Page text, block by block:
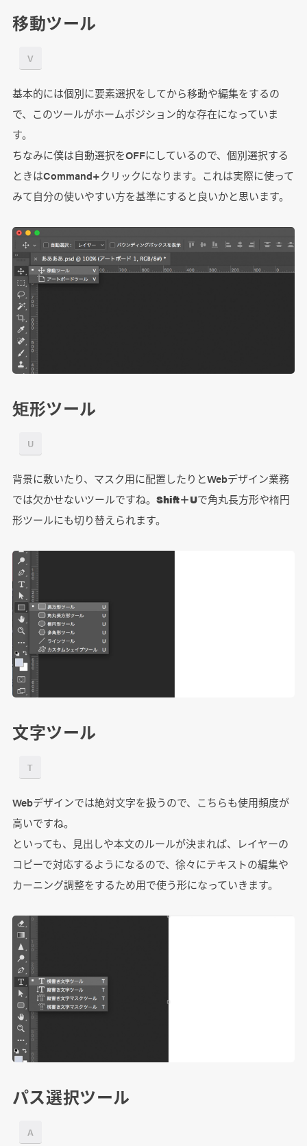
移動ツール
V
基本的には個別に要素選択をしてから移動や編集をするの
で、このツールがホームポジション的な存在になっていま
す。
ちなみに僕は自動選択をOFFにしているので、個別選択する
ときはCommand+クリックになります。これは実際に使って
みて自分の使いやすい方を基準にすると良いかと思います。
矩形ツール
U
背景に敷いたり、マスク用に配置したりとWebデザイン業務
では欠かせないツールですね。 Shift＋Uで角丸長方形や楕円
形ツールにも切り替えられます。
文字ツール
T
Webデザインでは絶対文字を扱うので、こちらも使用頻度が
高いですね。
といっても、見出しや本文のルールが決まれば、レイヤーの
コピーで対応するようになるので、徐々にテキストの編集や
カーニング調整をするため用で使う形になっていきます。
パス選択ツール
A